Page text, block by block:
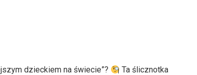
dzieckiem na świecie”?
Ta ślicznotka